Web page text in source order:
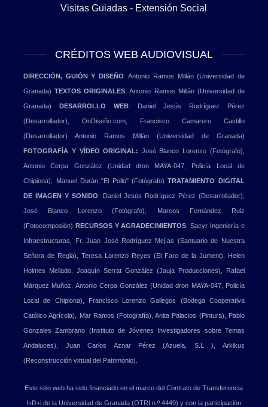
Visitas Guiadas - Extensión Social
CRÉDITOS WEB AUDIOVISUAL
DIRECCIÓN, GUIÓN Y DISEÑO: Antonio Ramos Millán (Universidad de
Granada)TEXTOS ORIGINALES: Antonio Ramos Millán (Universidad de
Granada) DESARROLLO WEB: Daniel Jesús Rodríguez Pérez
(Desarrollador),OnDiseño.com, Francisco Camarero Castillo
(Desarrollador) Antonio Ramos Millán (Universidad de Granada)
FOTOGRAFÍA Y VÍDEO ORIGINAL: José Blanco Lorenzo (Fotógrafo),
Antonio Cerpa González (Unidad dron MAYA-047, Policía Local de
Chipiona), Manuel Durán "El Pollo" (Fotógrafo)TRATAMIENTO DIGITAL
DE IMAGEN Y SONIDO: Daniel Jesús Rodríguez Pérez (Desarrollador),
José Blanco Lorenzo (Fotógrafo), Marcos Fernández Ruiz
(Fotocomposión) RECURSOS Y AGRADECIMIENTOS: Sacyr Ingeniería e
Infraestructuras, Fr. Juan José Rodríguez Mejías (Santuario de Nuestra
Señora de Regla), Teresa Lorenzo Reyes (El Faro de la Jument), Helen
Holmes Mellado, Joaquín Serrat González (Jauja Producciones), Rafael
Márquez Muñoz, Antonio Cerpa González (Unidad dron MAYA-047, Policía
Local de Chipiona), Francisco Lorenzo Gallegos (Bodega Cooperativa
Católico Agrícola), Mar Ramos (Fotografía), Anita Palacios (Pintura), Pablo
Gonzales Zambrano (Instituto de Jóvenes Investigadores sobre Temas
Andaluces), Juan Carlos Aznar Pérez (Azuela, S.L ), Arkikus
(Reconstrucción virtual del Patrimonio).
Este sitio web ha sido financiado en el marco del Contrato de Transferencia
I+D+i de la Universidad de Granada (OTRI n.º 4449) y con la participación